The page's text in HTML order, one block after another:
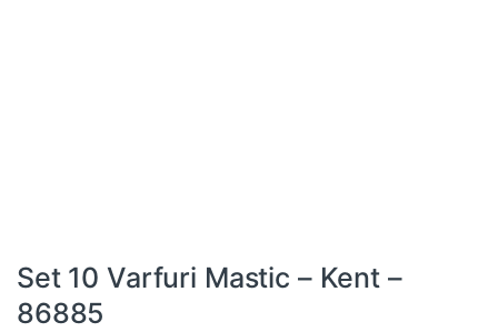
Set 10 Varfuri Mastic – Kent –
86885